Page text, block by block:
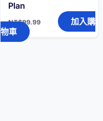
Plan
NT$99.99
加入購
物車